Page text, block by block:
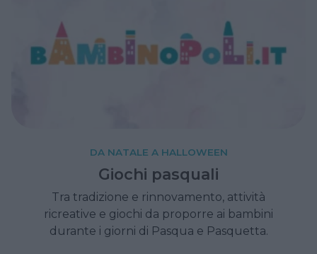
DA NATALE A HALLOWEEN
Giochi pasquali
Tra tradizione e rinnovamento, attività
ricreative e giochi da proporre ai bambini
durante i giorni di Pasqua e Pasquetta.